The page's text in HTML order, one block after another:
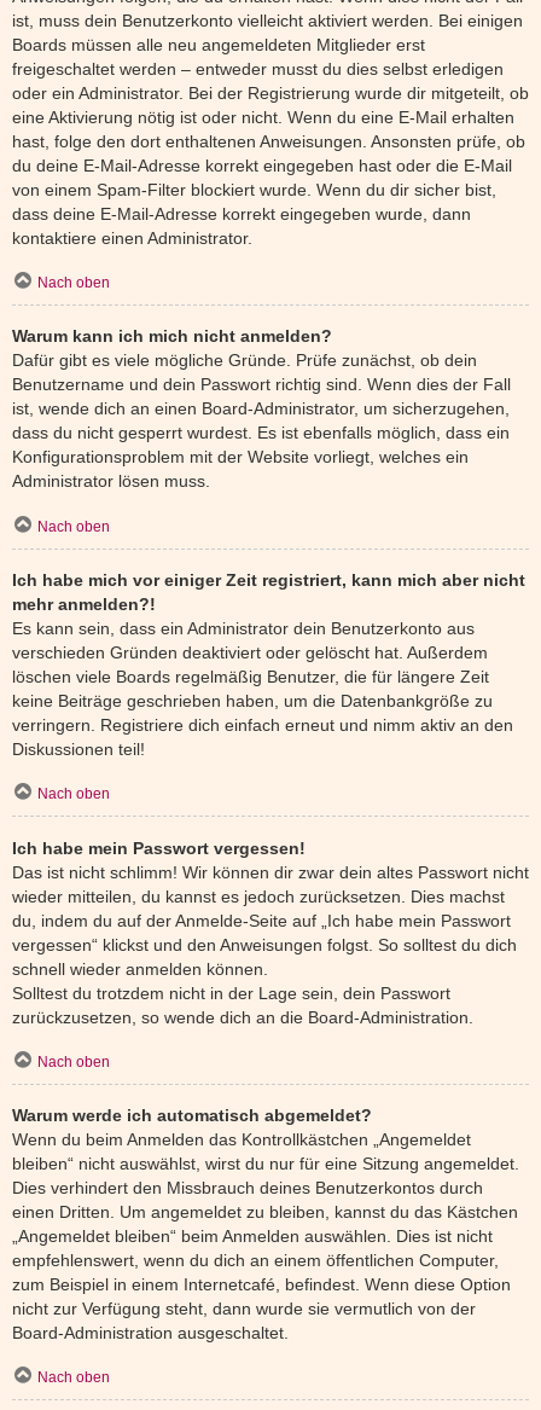
ist, muss dein Benutzerkonto vielleicht aktiviert werden. Bei einigen
Boards müssen alle neu angemeldeten Mitglieder erst
freigeschaltet werden – entweder musst du dies selbst erledigen
oder ein Administrator. Bei der Registrierung wurde dir mitgeteilt, ob
eine Aktivierung nötig ist oder nicht. Wenn du eine E-Mail erhalten
hast, folge den dort enthaltenen Anweisungen. Ansonsten prüfe, ob
du deine E-Mail-Adresse korrekt eingegeben hast oder die E-Mail
von einem Spam-Filter blockiert wurde. Wenn du dir sicher bist,
dass deine E-Mail-Adresse korrekt eingegeben wurde, dann
kontaktiere einen Administrator.
Nach oben
Warum kann ich mich nicht anmelden?
Dafür gibt es viele mögliche Gründe. Prüfe zunächst, ob dein
Benutzername und dein Passwort richtig sind. Wenn dies der Fall
ist, wende dich an einen Board-Administrator, um sicherzugehen,
dass du nicht gesperrt wurdest. Es ist ebenfalls möglich, dass ein
Konfigurationsproblem mit der Website vorliegt, welches ein
Administrator lösen muss.
Nach oben
Ich habe mich vor einiger Zeit registriert, kann mich aber nicht
mehr anmelden?!
Es kann sein, dass ein Administrator dein Benutzerkonto aus
verschieden Gründen deaktiviert oder gelöscht hat. Außerdem
löschen viele Boards regelmäßig Benutzer, die für längere Zeit
keine Beiträge geschrieben haben, um die Datenbankgröße zu
verringern. Registriere dich einfach erneut und nimm aktiv an den
Diskussionen teil!
Nach oben
Ich habe mein Passwort vergessen!
Das ist nicht schlimm! Wir können dir zwar dein altes Passwort nicht
wieder mitteilen, du kannst es jedoch zurücksetzen. Dies machst
du, indem du auf der Anmelde-Seite auf „Ich habe mein Passwort
vergessen“ klickst und den Anweisungen folgst. So solltest du dich
schnell wieder anmelden können.
Solltest du trotzdem nicht in der Lage sein, dein Passwort
zurückzusetzen, so wende dich an die Board-Administration.
Nach oben
Warum werde ich automatisch abgemeldet?
Wenn du beim Anmelden das Kontrollkästchen „Angemeldet
bleiben“ nicht auswählst, wirst du nur für eine Sitzung angemeldet.
Dies verhindert den Missbrauch deines Benutzerkontos durch
einen Dritten. Um angemeldet zu bleiben, kannst du das Kästchen
„Angemeldet bleiben“ beim Anmelden auswählen. Dies ist nicht
empfehlenswert, wenn du dich an einem öffentlichen Computer,
zum Beispiel in einem Internetcafé, befindest. Wenn diese Option
nicht zur Verfügung steht, dann wurde sie vermutlich von der
Board-Administration ausgeschaltet.
Nach oben